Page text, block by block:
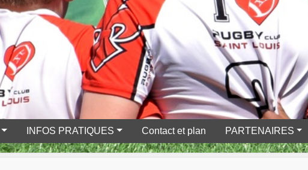
INFOS PRATIQUES Contact et plan PARTENAIRES